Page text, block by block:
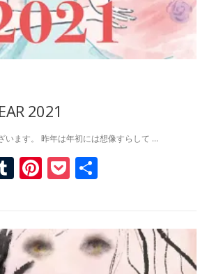
2021
います。 昨年は年初には想像すらして …
Tumblr
Pinterest
Pocket